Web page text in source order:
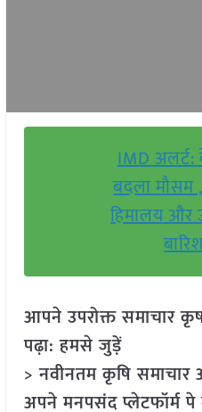
IMD
बदला मौसम ,
हिमालय और
आपने उपरोक्त समाचार
पढ़ा: हमसे जुड़ें
> नवीनतम कृषि
अपने मनपसंद